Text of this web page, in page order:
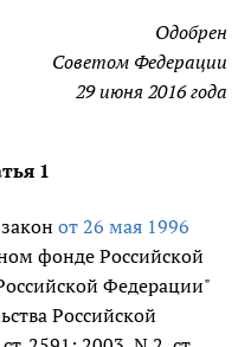
Одобрен
Советом Федерации
29 июня 2016 года
1
от 26 мая 1996
фонде Российской
Федерации"
Российской